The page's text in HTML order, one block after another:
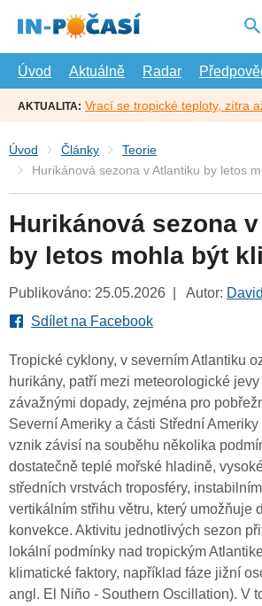
hlavní
Úvod
Aktuálně Radar
AKTUALITA: Vrací se tropické teploty, zítra
Úvod Články
Teorie
Hurikánová sezona v Atlantiku by letos
Hurikánová sezona
by letos mohla být
Publikováno: 25.05.2026 | Autor:
Sdílet na Facebook
Tropické cyklony, v severním Atlantiku
hurikány, patří mezi meteorologické
závažnými dopady, zejména pro
Severní Ameriky a části Střední Ameriky
vznik závisí na souběhu několika
dostatečně teplé mořské hladině,
středních vrstvách troposféry,
vertikálním střihu větru, který umožňuje
konvekce. Aktivitu jednotlivých sezon
lokální podmínky nad tropickým
klimatické faktory, například fáze jižní
angl. El Niño - Southern Oscillation). V